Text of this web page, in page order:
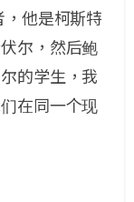
他是柯斯特
尔，然后鲍
的学生，我
在同一个现